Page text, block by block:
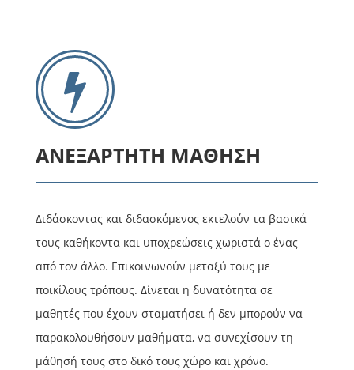
ΑΝΕΞΑΡΤΗΤΗ ΜΑΘΗΣΗ
Διδάσκοντας και διδασκόμενος εκτελούν τα βασικά
τους καθήκοντα και υποχρεώσεις χωριστά ο ένας
από τον άλλο. Επικοινωνούν μεταξύ τους με
ποικίλους τρόπους. Δίνεται η δυνατότητα σε
μαθητές που έχουν σταματήσει ή δεν μπορούν να
παρακολουθήσουν μαθήματα, να συνεχίσουν τη
μάθησή τους στο δικό τους χώρο και χρόνο.